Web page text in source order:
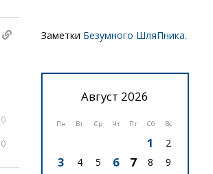
0
Заметки Безумного ШляПника.
Август 2026
Пн Вт Ср Чт Пт Сб Вс
1 2
3 4 5 6 7 8
9